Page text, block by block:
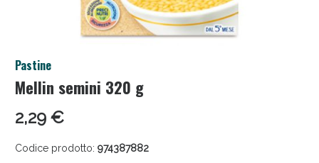
Pastine
Mellin semini 320 g
2,29 €
Codice prodotto: 974387882